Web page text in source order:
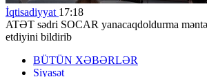
İqtisadiyyat 17:18
ATƏT sədri SOCAR yanacaqdoldurma
etdiyini bildirib
BÜTÜN XƏBƏRLƏR
Siyasət